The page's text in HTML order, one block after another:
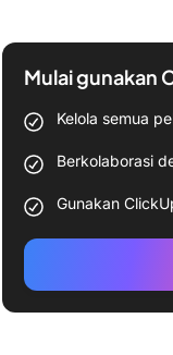
Mulai gunakan
Kelola semua
Berkolaborasi
Gunakan